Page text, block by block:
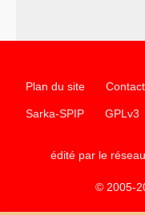
Plan du site Contact
Sarka-SPIP GPLv3
édité par le
© 2005-